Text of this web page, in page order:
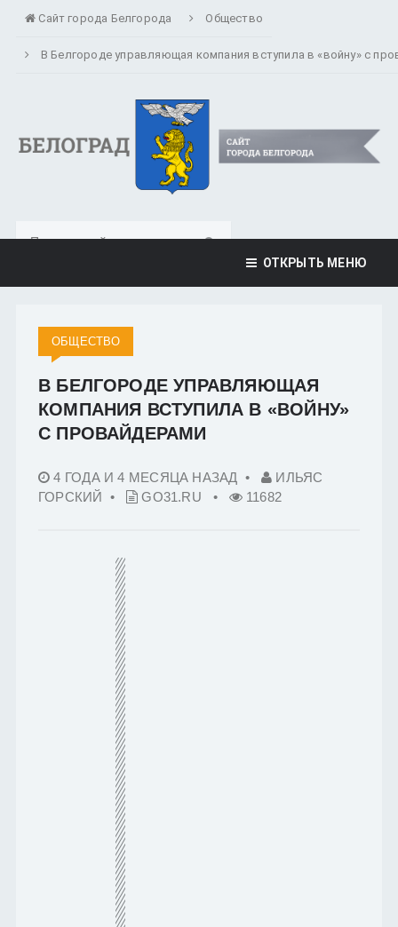
Сайт города Белгорода Общество
В Белгороде управляющая компания вступила в «войну» с
ОТКРЫТЬ МЕНЮ
ОБЩЕСТВО
В БЕЛГОРОДЕ УПРАВЛЯЮЩАЯ
КОМПАНИЯ ВСТУПИЛА В «ВОЙНУ»
С ПРОВАЙДЕРАМИ
4 ГОДА И 4 МЕСЯЦА НАЗАД •
ИЛЬЯС
ГОРСКИЙ •
GO31.RU • 11682